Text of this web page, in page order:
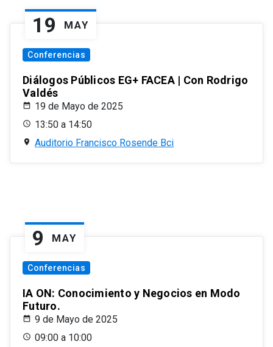
19 MAY
Conferencias
Diálogos Públicos EG+ FACEA | Con Rodrigo
Valdés
19 de Mayo de 2025
13:50 a 14:50
Auditorio Francisco Rosende Bci
9 MAY
Conferencias
IA ON: Conocimiento y Negocios en Modo
Futuro.
9 de Mayo de 2025
09:00 a 10:00